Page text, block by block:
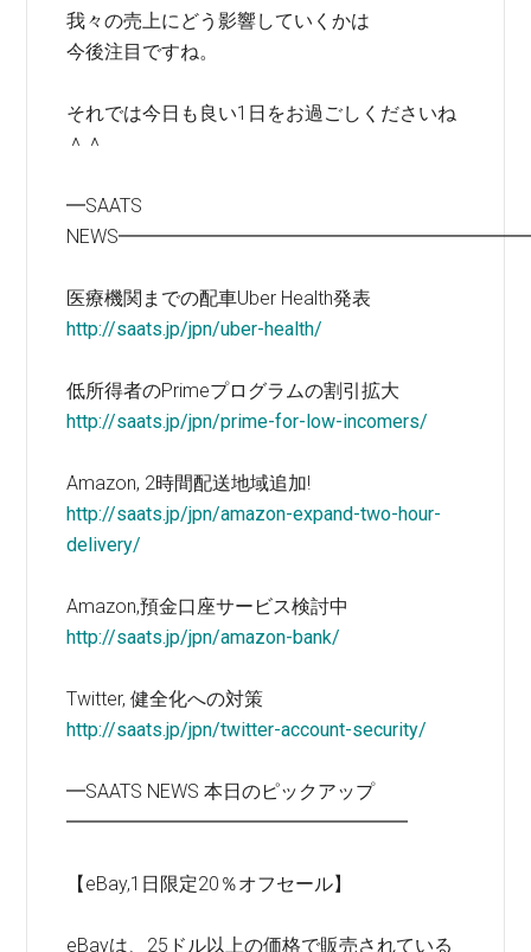
我々の売上にどう影響していくかは
今後注目ですね。
それでは今日も良い1日をお過ごしくださいね
＾＾
━SAATS
医療機関までの配車Uber Health発表
http://saats.jp/jpn/uber-health/
低所得者のPrimeプログラムの割引拡大
http://saats.jp/jpn/prime-for-low-incomers/
Amazon, 2時間配送地域追加!
http://saats.jp/jpn/amazon-expand-two-hour-
delivery/
Amazon,預金口座サービス検討中
http://saats.jp/jpn/amazon-bank/
Twitter, 健全化への対策
http://saats.jp/jpn/twitter-account-security/
━SAATS NEWS 本日のピックアップ
━━━━━━━━━━━━━━━━━━
【eBay,1日限定20％オフセール】
eBayは、25ドル以上の価格で販売されている